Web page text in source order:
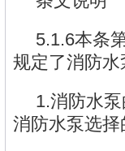
5.1.6本条
规定了消防水
1.消防水
消防水泵选择